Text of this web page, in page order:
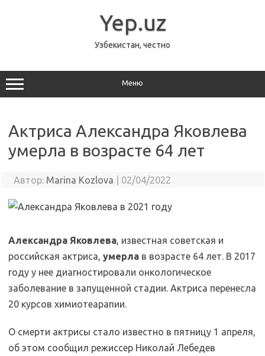
Yep.uz
Узбекистан, честно
Меню
Актриса Александра Яковлева
умерла в возрасте 64 лет
Автор: Marina Kozlova 02/04/2022
Александра Яковлева, известная советская и
российская актриса, умерла в возрасте 64 лет. В 2017
году у нее диагностировали онкологическое
заболевание в запущенной стадии. Актриса перенесла
20 курсов химиотеарапии.
О смерти актрисы стало известно в пятницу 1 апреля,
об этом сообщил режиссер Николай Лебедев